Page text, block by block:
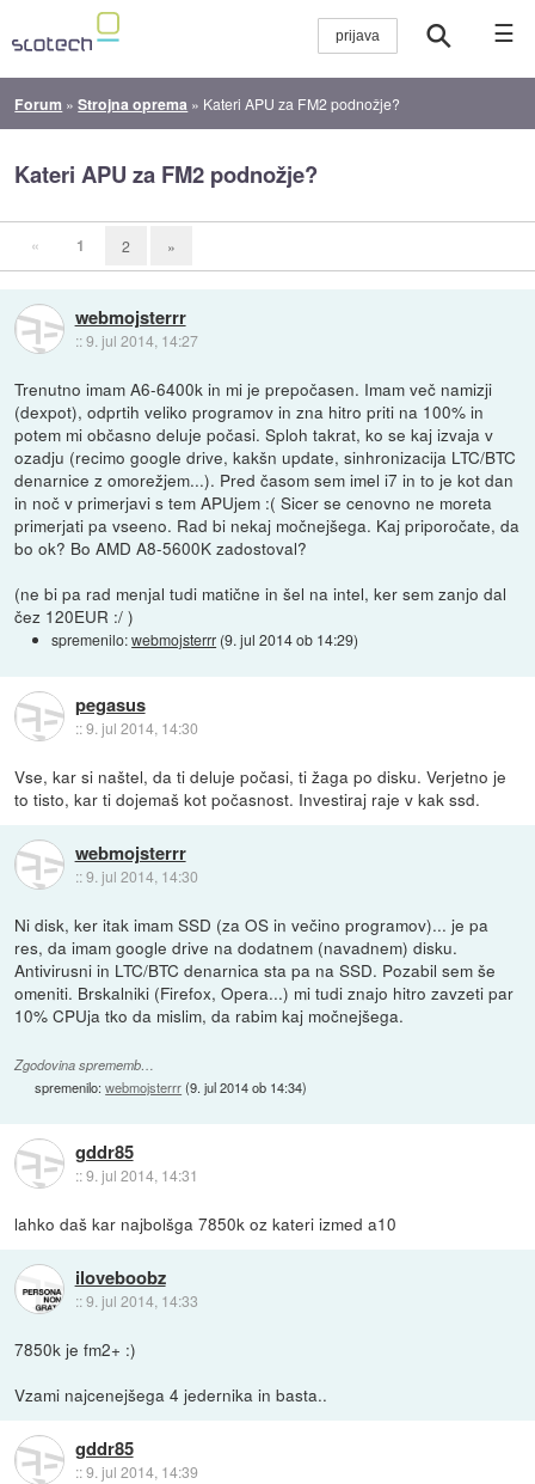
☰
Forum »Strojna oprema » Kateri APU za FM2 podnožje?
Kateri APU za FM2 podnožje?
« 1 2 »
webmojsterrr
::9. jul 2014, 14:27
Trenutno imam A6-6400k in mi je prepočasen. Imam več namizji
(dexpot), odprtih veliko programov in zna hitro priti na 100% in
potem mi občasno deluje počasi. Sploh takrat, ko se kaj izvaja v
ozadju (recimo google drive, kakšn update, sinhronizacija LTC/BTC
denarnice z omorežjem...). Pred časom sem imel i7 in to je kot dan
in noč v primerjavi s tem APUjem :( Sicer se cenovno ne moreta
primerjati pa vseeno. Rad bi nekaj močnejšega. Kaj priporočate, da
bo ok? Bo AMD A8-5600K zadostoval?
(ne bi pa rad menjal tudi matične in šel na intel, ker sem zanjo dal
čez 120EUR :/ )
spremenilo:webmojsterrr (9. jul 2014 ob 14:29)
pegasus
::9. jul 2014, 14:30
Vse, kar si naštel, da ti deluje počasi, ti žaga po disku. Verjetno je
to tisto, kar ti dojemaš kot počasnost. Investiraj raje v kak ssd.
webmojsterrr
::9. jul 2014, 14:30
Ni disk, ker itak imam SSD (za OS in večino programov)... je pa
res, da imam google drive na dodatnem (navadnem) disku.
Antivirusni in LTC/BTC denarnica sta pa na SSD. Pozabil sem še
omeniti. Brskalniki (Firefox, Opera...) mi tudi znajo hitro zavzeti par
10% CPUja tko da mislim, da rabim kaj močnejšega.
Zgodovina sprememb…
spremenilo:webmojsterrr(9. jul 2014 ob 14:34)
gddr85
::9. jul 2014, 14:31
lahko daš kar najbolšga 7850k oz kateri izmed a10
iloveboobz
::9. jul 2014, 14:33
7850k je fm2+ :)
Vzami najcenejšega 4 jedernika in basta..
gddr85
::9. jul 2014, 14:39